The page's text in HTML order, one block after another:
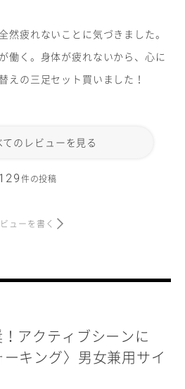
然疲れないことに気づきました。
働く。身体が疲れないから、心に
えの三足セット買いました！
てのレビューを見る
129件の投稿
ューを書く
アクティブシーンに
ーキング〉男女兼用サイ